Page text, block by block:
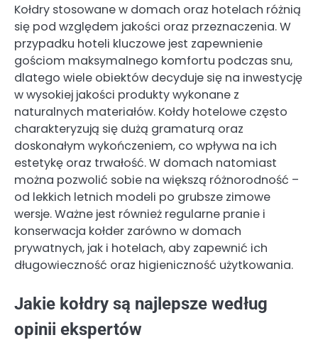
Kołdry stosowane w domach oraz hotelach różnią
się pod względem jakości oraz przeznaczenia. W
przypadku hoteli kluczowe jest zapewnienie
gościom maksymalnego komfortu podczas snu,
dlatego wiele obiektów decyduje się na inwestycję
w wysokiej jakości produkty wykonane z
naturalnych materiałów. Kołdy hotelowe często
charakteryzują się dużą gramaturą oraz
doskonałym wykończeniem, co wpływa na ich
estetykę oraz trwałość. W domach natomiast
można pozwolić sobie na większą różnorodność –
od lekkich letnich modeli po grubsze zimowe
wersje. Ważne jest również regularne pranie i
konserwacja kołder zarówno w domach
prywatnych, jak i hotelach, aby zapewnić ich
długowieczność oraz higieniczność użytkowania.
Jakie kołdry są najlepsze według
opinii ekspertów